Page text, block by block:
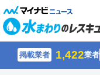
掲載業者 1,422業者